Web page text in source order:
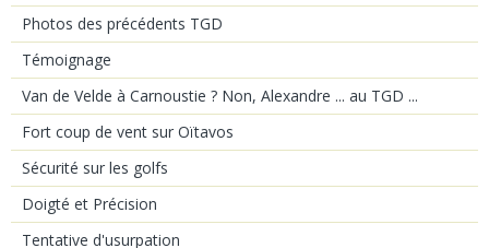
Photos des précédents TGD
Témoignage
Van de Velde à Carnoustie ? Non, Alexandre ... au TGD ...
Fort coup de vent sur Oïtavos
Sécurité sur les golfs
Doigté et Précision
Tentative d'usurpation